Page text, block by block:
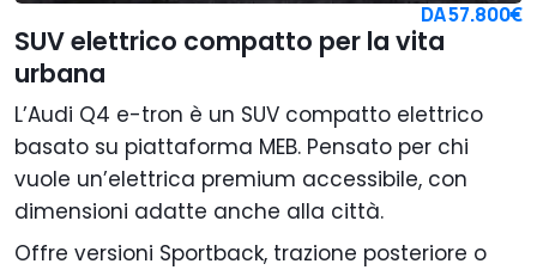
DA57.800€
SUV elettrico compatto per la vita
urbana
L’Audi Q4 e-tron è un SUV compatto elettrico
basato su piattaforma MEB. Pensato per chi
vuole un’elettrica premium accessibile, con
dimensioni adatte anche alla città.
Offre versioni Sportback, trazione posteriore o